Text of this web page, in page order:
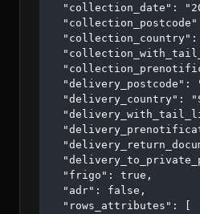
"collection_date":
"collection_country":
"delivery_postcode":
"delivery_country":
  "frigo": true,
  "adr": false,
  "rows_attributes": [